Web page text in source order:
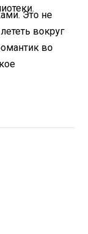
Это не
вокруг
во